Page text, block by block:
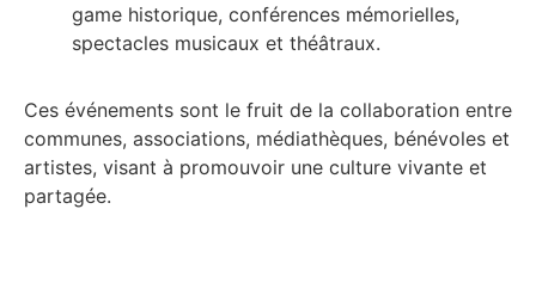
game historique, conférences mémorielles,
spectacles musicaux et théâtraux.
Ces événements sont le fruit de la collaboration entre
communes, associations, médiathèques, bénévoles et
artistes, visant à promouvoir une culture vivante et
partagée.